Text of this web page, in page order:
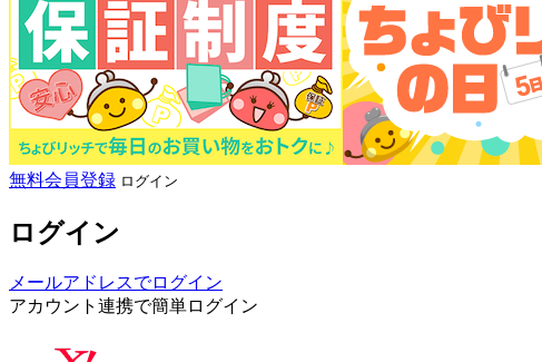
無料会員登録 ログイン
ログイン
メールアドレスでログイン
アカウント連携で簡単ログイン